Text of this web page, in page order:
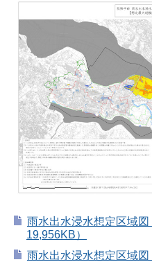
雨水出水浸水想定区域図
19,956KB）
雨水出水浸水想定区域図